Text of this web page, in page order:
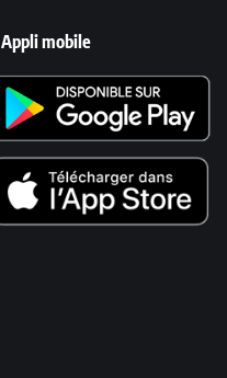
Appli mobile